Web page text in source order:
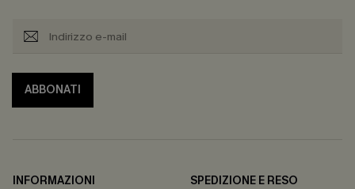
ABBONATI
INFORMAZIONI
SPEDIZIONE E RESO